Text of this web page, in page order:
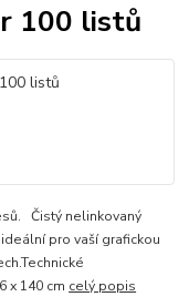
100 listů
Čistý nelinkovaný
pro vaší grafickou
x 140 cm celý popis